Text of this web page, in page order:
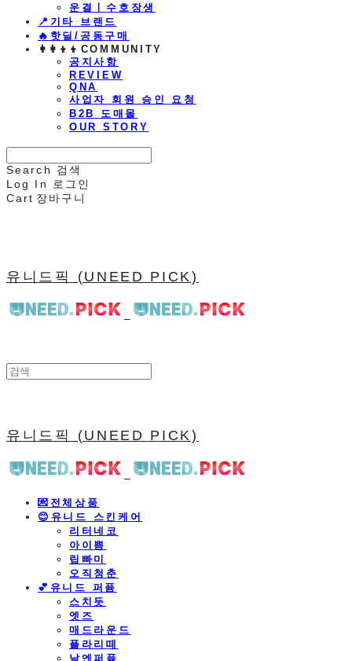
운결ㅣ수호장생
📍기타 브랜드
🔥핫딜/공동구매
👩‍👩‍👦‍👦COMMUNITY
공지사항
REVIEW
QNA
사업자 회원 승인 요청
B2B 도매몰
OUR STORY
Search
검색
Log In
로그인
Cart 장바구니
유니드픽 (UNEED PICK)
유니드픽 (UNEED PICK)
💌전체상품
😊유니드 스킨케어
리터네코
아이쁨
립빠미
오직청춘
💕유니드 퍼퓸
스치듯
엣즈
매드라운드
플라리떼
날엔퍼퓸